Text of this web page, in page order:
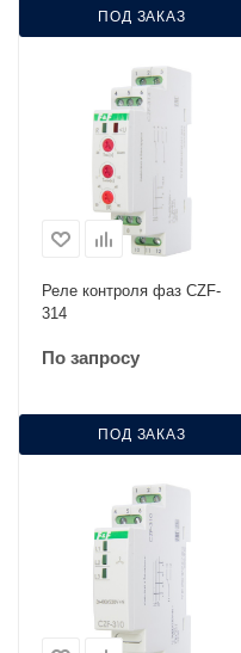
ПОД ЗАКАЗ
Реле контроля фаз CZF-
314
По запросу
ПОД ЗАКАЗ